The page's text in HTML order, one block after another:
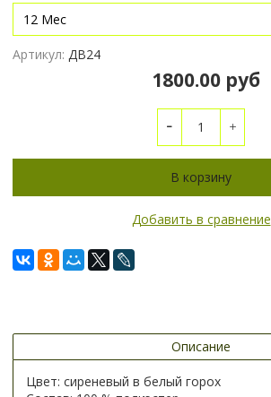
Артикул: ДВ24
1800.00 руб
В корзину
Добавить в сравнение
Описание
Цвет: сиреневый в белый горох